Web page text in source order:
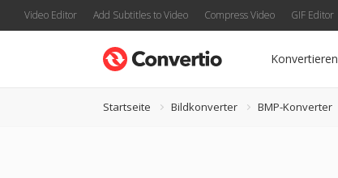
Video Editor Add Subtitles to Video Compress Video GIF Editor
Konvertieren
Startseite Bildkonverter BMP-Konverter